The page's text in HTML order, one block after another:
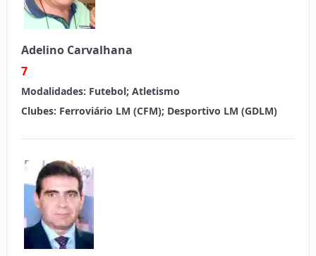
Adelino Carvalhana
7
Modalidades: Futebol; Atletismo
Clubes: Ferroviário LM (CFM); Desportivo LM (GDLM)